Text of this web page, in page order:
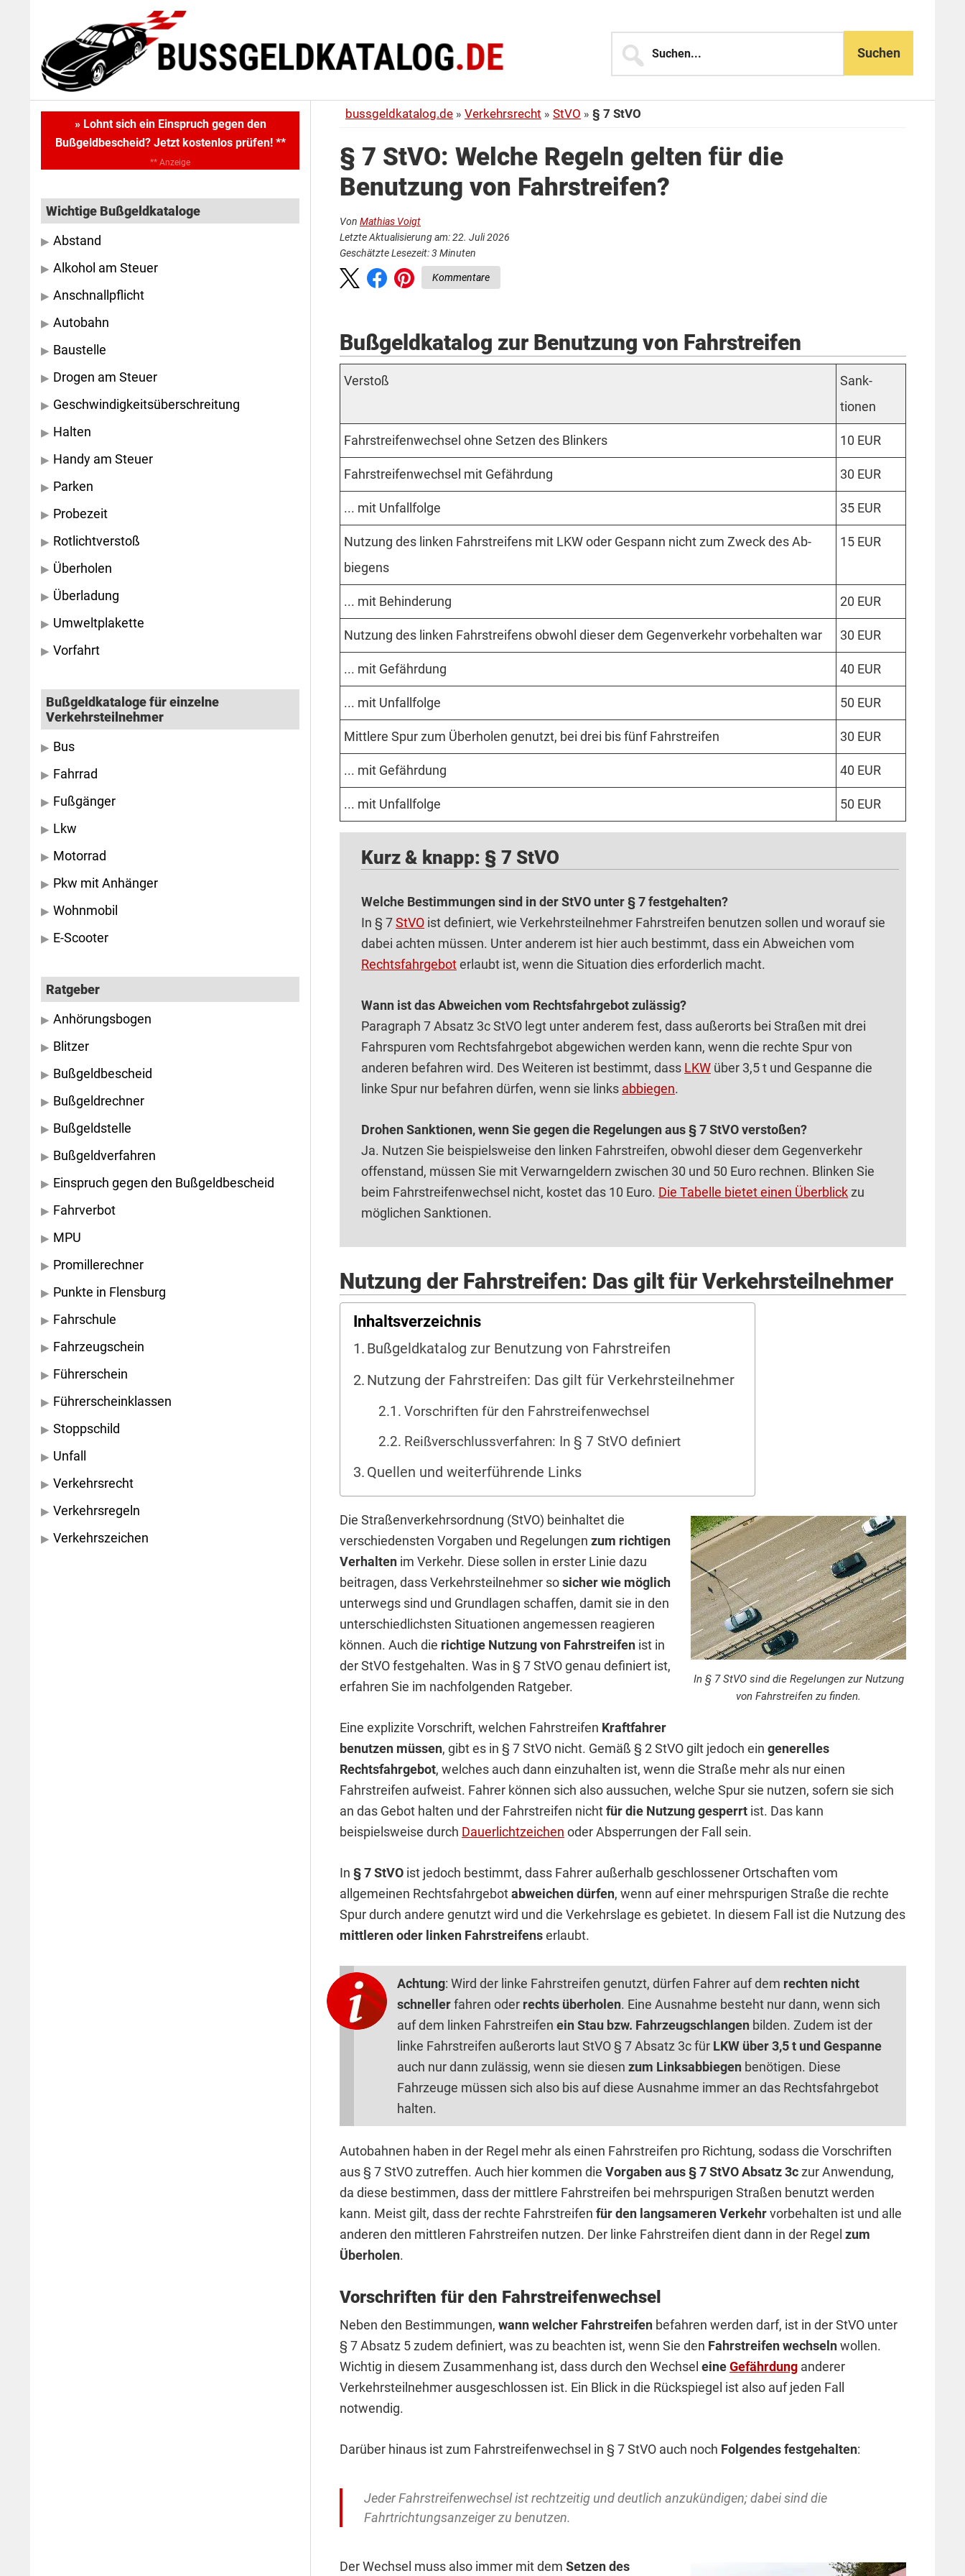
content
sidebar
bussgeldkatalog.de Verkehrsrecht StVO § 7 StVO
§ 7 StVO: Welche Regeln gelten für die
Benutzung von Fahrstreifen?
Von Mathias Voigt
Letzte Aktualisierung am: 22. Juli 2026
Geschätzte Lesezeit:3 Minuten
Kommentare
Bußgeldkatalog zur Benutzung von Fahrstreifen
Verstoß
Sank­
tionen
Fahrstreifen­wechsel ohne Setzen des Blinkers 10 EUR
Fahrstreifen­wechsel mit Ge­fährdung 30 EUR
... mit Unfall­folge 35 EUR
Nutzung des linken Fahr­streifens mit LKW oder Ge­spann nicht zum Zweck des Ab­
biegens
15 EUR
... mit Be­hinderung 20 EUR
Nutzung des linken Fahr­streifens obwohl dieser dem Gegen­verkehr vor­behalten war 30 EUR
... mit Ge­fährdung 40 EUR
... mit Unfall­folge 50 EUR
Mittlere Spur zum Über­holen genutzt, bei drei bis fünf Fahr­streifen 30 EUR
... mit Ge­fährdung 40 EUR
... mit Unfall­folge 50 EUR
Kurz & knapp: § 7 StVO
Welche Bestimmungen sind in der StVO unter § 7 festgehalten?
In § 7StVO ist definiert, wie Verkehrsteilnehmer Fahrstreifen benutzen sollen und worauf sie
dabei achten müssen. Unter anderem ist hier auch bestimmt, dass ein Abweichen vom
Rechtsfahrgeboterlaubt ist, wenn die Situation dies erforderlich macht.
Wann ist das Abweichen vom Rechtsfahrgebot zulässig?
Paragraph 7 Absatz 3c StVO legt unter anderem fest, dass außerorts bei Straßen mit drei
Fahrspuren vom Rechtsfahrgebot abgewichen werden kann, wenn die rechte Spur von
anderen befahren wird. Des Weiteren ist bestimmt, dass LKW über 3,5 t und Gespanne die
linke Spur nur befahren dürfen, wenn sie links abbiegen.
Drohen Sanktionen, wenn Sie gegen die Regelungen aus § 7 StVO verstoßen?
Ja. Nutzen Sie beispielsweise den linken Fahrstreifen, obwohl dieser dem Gegenverkehr
offenstand, müssen Sie mit Verwarngeldern zwischen 30 und 50 Euro rechnen. Blinken Sie
beim Fahrstreifenwechsel nicht, kostet das 10 Euro. Die Tabelle bietet einen Überblickzu
möglichen Sanktionen.
Nutzung der Fahrstreifen: Das gilt für Verkehrsteilnehmer
Inhaltsverzeichnis
Bußgeldkatalog zur Benutzung von Fahrstreifen
Nutzung der Fahrstreifen: Das gilt für Verkehrsteilnehmer
Vorschriften für den Fahrstreifenwechsel
Reißverschlussverfahren: In § 7 StVO definiert
Quellen und weiterführende Links
In § 7 StVO sind die Regelungen zur Nutzung
von Fahrstreifen zu finden.
Die Straßenverkehrsordnung (StVO) beinhaltet die
verschiedensten Vorgaben und Regelungen zum richtigen
Verhalten im Verkehr. Diese sollen in erster Linie dazu
beitragen, dass Verkehrsteilnehmer sosicher wie möglich
unterwegs sind und Grundlagen schaffen, damit sie in den
unterschiedlichsten Situationen angemessen reagieren
können. Auch die richtige Nutzung von Fahrstreifen ist in
der StVO festgehalten. Was in § 7 StVO genau definiert ist,
erfahren Sie im nachfolgenden Ratgeber.
Eine explizite Vorschrift, welchen Fahrstreifen Kraftfahrer
benutzen müssen, gibt es in § 7 StVO nicht. Gemäß § 2 StVO gilt jedoch ein generelles
Rechtsfahrgebot, welches auch dann einzuhalten ist, wenn die Straße mehr als nur einen
Fahrstreifen aufweist. Fahrer können sich also aussuchen, welche Spur sie nutzen, sofern sie sich
an das Gebot halten und der Fahrstreifen nichtfür die Nutzung gesperrt ist. Das kann
beispielsweise durch Dauerlichtzeichen oder Absperrungen der Fall sein.
In § 7 StVO ist jedoch bestimmt, dass Fahrer außerhalb geschlossener Ortschaften vom
allgemeinen Rechtsfahrgebotabweichen dürfen, wenn auf einer mehrspurigen Straße die rechte
Spur durch andere genutzt wird und die Verkehrslage es gebietet. In diesem Fall ist die Nutzung des
mittleren oder linken Fahrstreifenserlaubt.
Achtung: Wird der linke Fahrstreifen genutzt, dürfen Fahrer auf dem rechten nicht
schnellerfahren oder rechts überholen. Eine Ausnahme besteht nur dann, wenn sich
auf dem linken Fahrstreifen ein Stau bzw. Fahrzeugschlangen bilden. Zudem ist der
linke Fahrstreifen außerorts laut StVO § 7 Absatz 3c für LKW über 3,5 t und Gespanne
auch nur dann zulässig, wenn sie diesen zum Linksabbiegen benötigen. Diese
Fahrzeuge müssen sich also bis auf diese Ausnahme immer an das Rechtsfahrgebot
halten.
Autobahnen haben in der Regel mehr als einen Fahrstreifen pro Richtung, sodass die Vorschriften
aus § 7 StVO zutreffen. Auch hier kommen die Vorgaben aus § 7 StVO Absatz 3czur Anwendung,
da diese bestimmen, dass der mittlere Fahrstreifen bei mehrspurigen Straßen benutzt werden
kann. Meist gilt, dass der rechte Fahrstreifen für den langsameren Verkehrvorbehalten ist und alle
anderen den mittleren Fahrstreifen nutzen. Der linke Fahrstreifen dient dann in der Regel zum
Überholen.
Vorschriften für den Fahrstreifenwechsel
Neben den Bestimmungen, wann welcher Fahrstreifen befahren werden darf, ist in der StVO unter
§ 7 Absatz 5 zudem definiert, was zu beachten ist, wenn Sie den Fahrstreifen wechselnwollen.
Wichtig in diesem Zusammenhang ist, dass durch den Wechsel eineGefährdung anderer
Verkehrsteilnehmer ausgeschlossen ist. Ein Blick in die Rückspiegel ist also auf jeden Fall
notwendig.
Darüber hinaus ist zum Fahrstreifenwechsel in § 7 StVO auch noch Folgendes festgehalten:
Jeder Fahrstreifenwechsel ist rechtzeitig und deutlich anzukündigen; dabei sind die
Fahrtrichtungsanzeiger zu benutzen.
Der Wechsel muss also immer mit dem Setzen des
Primary
Sidebar
» Lohnt sich ein Einspruch gegen den
Bußgeldbescheid? Jetzt kostenlos prüfen! **
** Anzeige
Wichtige Bußgeldkataloge
Abstand
Alkohol am Steuer
Anschnallpflicht
Autobahn
Baustelle
Drogen am Steuer
Geschwindigkeitsüberschreitung
Halten
Handy am Steuer
Parken
Probezeit
Rotlichtverstoß
Überholen
Überladung
Umweltplakette
Vorfahrt
Bußgeldkataloge für einzelne
Verkehrsteilnehmer
Bus
Fahrrad
Fußgänger
Lkw
Motorrad
Pkw mit Anhänger
Wohnmobil
E-Scooter
Ratgeber
Anhörungsbogen
Blitzer
Bußgeldbescheid
Bußgeldrechner
Bußgeldstelle
Bußgeldverfahren
Einspruch gegen den Bußgeldbescheid
Fahrverbot
MPU
Promillerechner
Punkte in Flensburg
Fahrschule
Fahrzeugschein
Führerschein
Führerscheinklassen
Stoppschild
Unfall
Verkehrsrecht
Verkehrsregeln
Verkehrszeichen